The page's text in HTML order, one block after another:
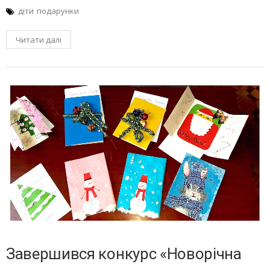
діти подарунки
Читати далі
Завершився конкурс «Новорічна